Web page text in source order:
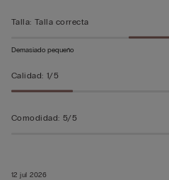
12 jul 2026
Talla: Talla correcta
Demasiado pequeño
Calidad: 1/5
Comodidad: 5/5